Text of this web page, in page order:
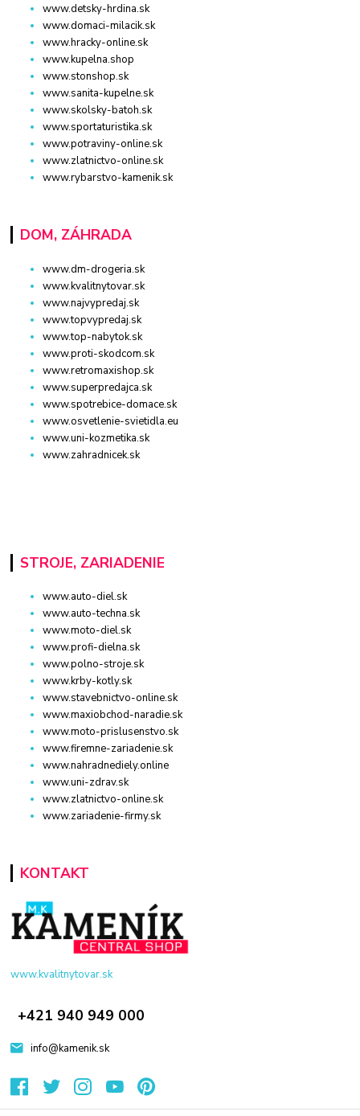
www.detsky-hrdina.sk
www.domaci-milacik.sk
www.hracky-online.sk
www.kupelna.shop
www.stonshop.sk
www.sanita-kupelne.sk
www.skolsky-batoh.sk
www.sportaturistika.sk
www.potraviny-online.sk
www.zlatnictvo-online.sk
www.rybarstvo-kamenik.sk
DOM, ZÁHRADA
www.dm-drogeria.sk
www.kvalitnytovar.sk
www.najvypredaj.sk
www.topvypredaj.sk
www.top-nabytok.sk
www.proti-skodcom.sk
www.retromaxishop.sk
www.superpredajca.sk
www.spotrebice-domace.sk
www.osvetlenie-svietidla.eu
www.uni-kozmetika.sk
www.zahradnicek.sk
STROJE, ZARIADENIE
www.auto-diel.sk
www.auto-techna.sk
www.moto-diel.sk
www.profi-dielna.sk
www.polno-stroje.sk
www.krby-kotly.sk
www.stavebnictvo-online.sk
www.maxiobchod-naradie.sk
www.moto-prislusenstvo.sk
www.firemne-zariadenie.sk
www.nahradnediely.online
www.uni-zdrav.sk
www.zlatnictvo-online.sk
www.zariadenie-firmy.sk
KONTAKT
www.kvalitnytovar.sk
+421 940 949 000
info@kamenik.sk